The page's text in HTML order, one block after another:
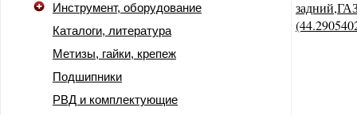
Инструмент, оборудование
Каталоги, литература
Метизы, гайки, крепеж
Подшипники
РВД и комплектующие